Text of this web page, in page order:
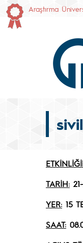
Araştırma
TARİH:
YER: 15
SAAT: